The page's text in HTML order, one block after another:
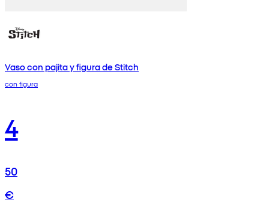
Vaso con pajita y figura de Stitch
con figura
4
50
€